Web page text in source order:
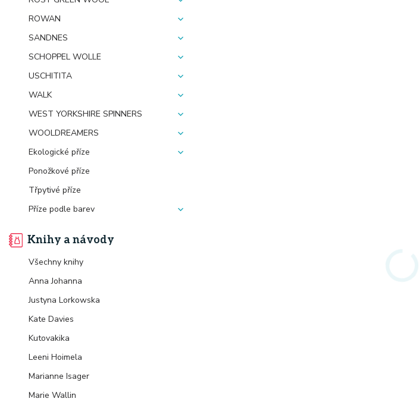
ROWAN
SANDNES
SCHOPPEL WOLLE
USCHITITA
WALK
WEST YORKSHIRE SPINNERS
WOOLDREAMERS
Ekologické příze
Ponožkové příze
Třpytivé příze
Příze podle barev
Knihy a návody
Všechny knihy
Anna Johanna
Justyna Lorkowska
Kate Davies
Kutovakika
Leeni Hoimela
Marianne Isager
Marie Wallin